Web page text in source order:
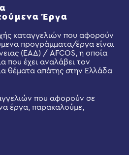
Έργα
καταγγελιών που αφορούν
προγράμματα/έργα είναι
(ΕΑΔ) / AFCOS, η οποία
που έχει αναλάβει τον
θέματα απάτης στην Ελλάδα
που αφορούν σε
έργα, παρακαλούμε,